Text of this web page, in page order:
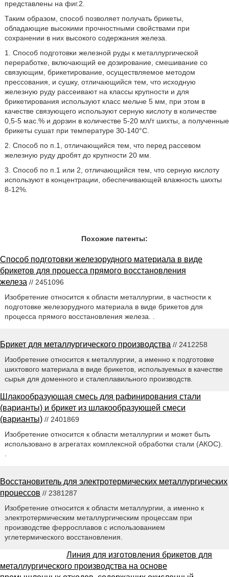
представлены на фиг.2.
Таким образом, способ позволяет получать брикеты,
обладающие высокими прочностными свойствами при
сохранении в них высокого содержания железа.
1. Способ подготовки железной руды к металлургической
переработке, включающий ее дозирование, смешивание со
связующим, брикетирование, осуществляемое методом
прессования, и сушку, отличающийся тем, что исходную
железную руду рассеивают на классы крупности и для
брикетирования используют класс мельче 5 мм, при этом в
качестве связующего используют серную кислоту в количестве
0,5-5 мас.% и дорзин в количестве 5-20 мл/т шихты, а полученные
брикеты сушат при температуре 30-140°C.
2. Способ по п.1, отличающийся тем, что перед рассевом
железную руду дробят до крупности 20 мм.
3. Способ по п.1 или 2, отличающийся тем, что серную кислоту
используют в концентрации, обеспечивающей влажность шихты
8-12%.
Похожие патенты:
Способ подготовки железорудного материала в виде
брикетов для процесса прямого восстановления
железа // 2451096
Изобретение относится к области металлургии, в частности к
подготовке железорудного материала в виде брикетов для
процесса прямого восстановления железа. .
Брикет для металлургического производства // 2412258
Изобретение относится к металлургии, а именно к подготовке
шихтового материала в виде брикетов, используемых в качестве
сырья для доменного и сталеплавильного производств.
Шлакообразующая смесь для рафинирования стали
(варианты) и брикет из шлакообразующей смеси
(варианты) // 2401869
Изобретение относится к области металлургии и может быть
использовано в агрегатах комплексной обработки стали (АКОС).
Восстановитель для электротермических металлургических
процессов // 2381287
Изобретение относится к области металлургии, а именно к
электротермическим металлургическим процессам при
производстве ферросплавов с использованием
углетермического восстановления.
Линия для изготовления брикетов для
металлургического производства на основе